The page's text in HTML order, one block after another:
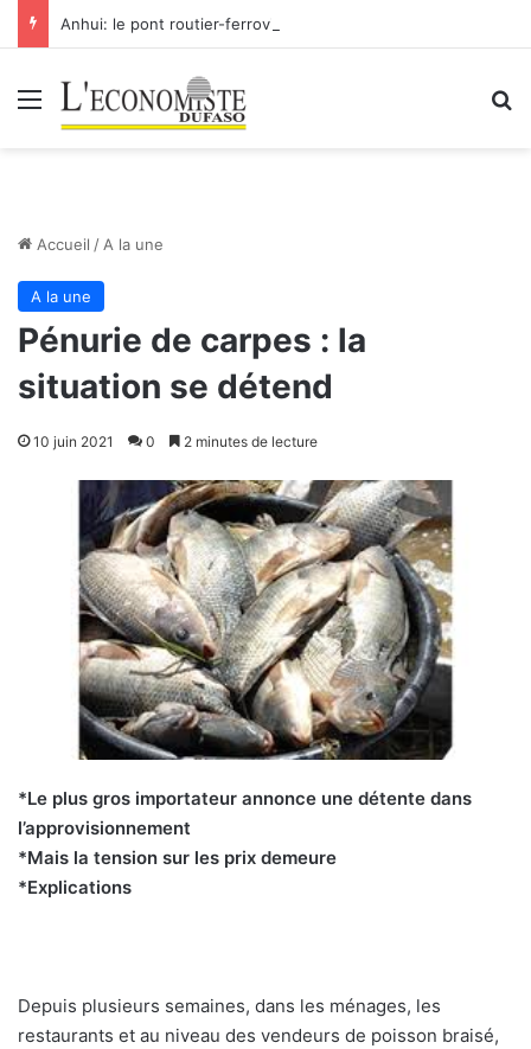
Menu
Accueil / A la une
A la une
Pénurie de carpes : la
situation se détend
10 juin 2021 0 2 minutes de lecture
*Le plus gros importateur annonce une détente dans
l’approvisionnement
*Mais la tension sur les prix demeure
*Explications
Depuis plusieurs semaines, dans les ménages, les
restaurants et au niveau des vendeurs de poisson braisé,